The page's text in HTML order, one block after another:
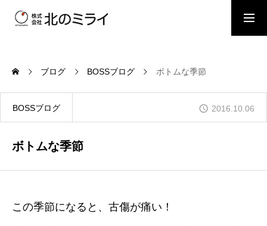
会社概要
事業内容
ブログ BOSSブログ ボトムな季節
BOSSブログ 2016.10.06
ボトムな季節
この季節になると、古傷が痛い！